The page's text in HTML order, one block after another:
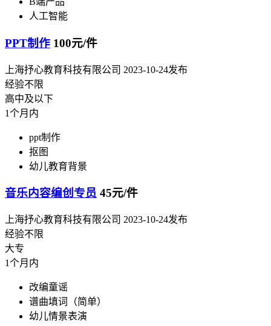
人工智能
PPT制作 100元/件
上海抒心教育科技有限公司 2023-10-24发布
经验不限
高中及以下
1个月内
ppt制作
抠图
幼儿教育背景
音乐内容编创专员 45元/件
上海抒心教育科技有限公司 2023-10-24发布
经验不限
大专
1个月内
改编童谣
谱曲填词（简单）
幼儿情景表演